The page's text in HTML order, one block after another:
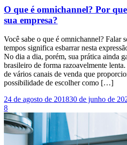
O que é omnichannel? Por
sua empresa?
Você sabe o que é omnichannel? Falar
tempos significa esbarrar nesta
No dia a dia, porém, sua prática ainda
brasileiro de forma razoavelmente
de vários canais de venda que
possibilidade de escolher como […]
24 de agosto de 201830 de junho de
8